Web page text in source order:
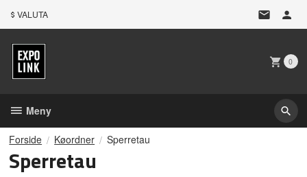
VALUTA
0
Meny
Forside Køordner Sperretau
Sperretau